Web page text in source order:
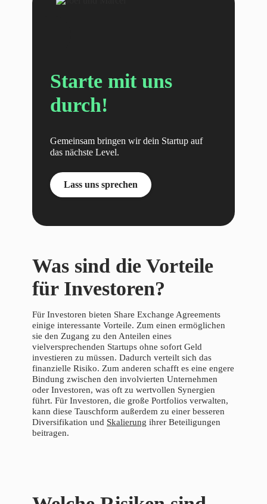
Starte mit uns
durch!
Gemeinsam bringen wir dein Startup auf
das nächste Level.
Lass uns sprechen
Was sind die Vorteile
für Investoren?
Für Investoren bieten Share Exchange Agreements
einige interessante Vorteile. Zum einen ermöglichen
sie den Zugang zu den Anteilen eines
vielversprechenden Startups ohne sofort Geld
investieren zu müssen. Dadurch verteilt sich das
finanzielle Risiko. Zum anderen schafft es eine engere
Bindung zwischen den involvierten Unternehmen
oder Investoren, was oft zu wertvollen Synergien
führt. Für Investoren, die große Portfolios verwalten,
kann diese Tauschform außerdem zu einer besseren
Diversifikation und Skalierung ihrer Beteiligungen
beitragen.